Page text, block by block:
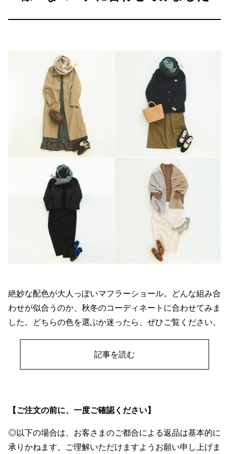
絶妙な配色が大人っぽいマフラーショール。どんな組み合
わせが似合うのか、秋冬のコーディネートに合わせてみま
した。どちらの色を選ぶか迷ったら、ぜひご覧ください。
記事を読む
【ご注文の前に、一度ご確認ください】
◎以下の場合は、お客さまのご都合による返品は基本的に
承りかねます。ご理解いただけますようお願い申し上げま